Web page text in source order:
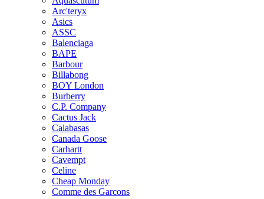
Arc'teryx
Asics
ASSC
Balenciaga
BAPE
Barbour
Billabong
BOY London
Burberry
C.P. Company
Cactus Jack
Calabasas
Canada Goose
Carhartt
Cavempt
Celine
Cheap Monday
Comme des Garcons